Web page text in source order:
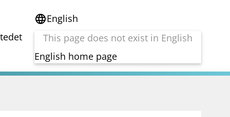
languageEnglish
This page does not exist in English
English home page